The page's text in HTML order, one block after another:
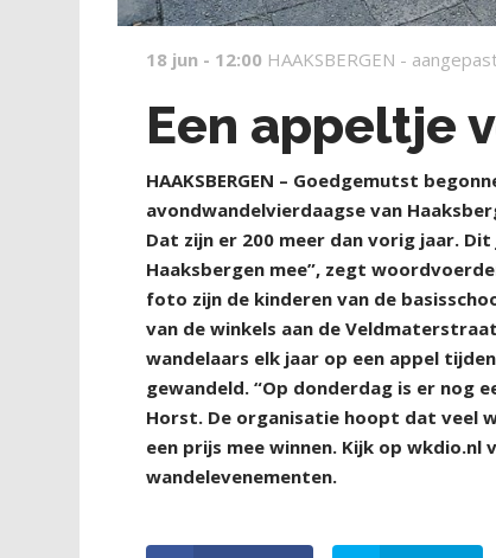
18 jun - 12:00 HAAKSBERGEN -
Een appeltje
HAAKSBERGEN – Goedgemutst
avondwandelvierdaagse van
Dat zijn er 200 meer dan vorig jaar.
Haaksbergen mee”, zegt
foto zijn de kinderen van de
van de winkels aan de
wandelaars elk jaar op een appel
gewandeld. “Op donderdag is er nog
Horst. De organisatie hoopt dat veel
een prijs mee winnen. Kijk op
wandelevenementen.